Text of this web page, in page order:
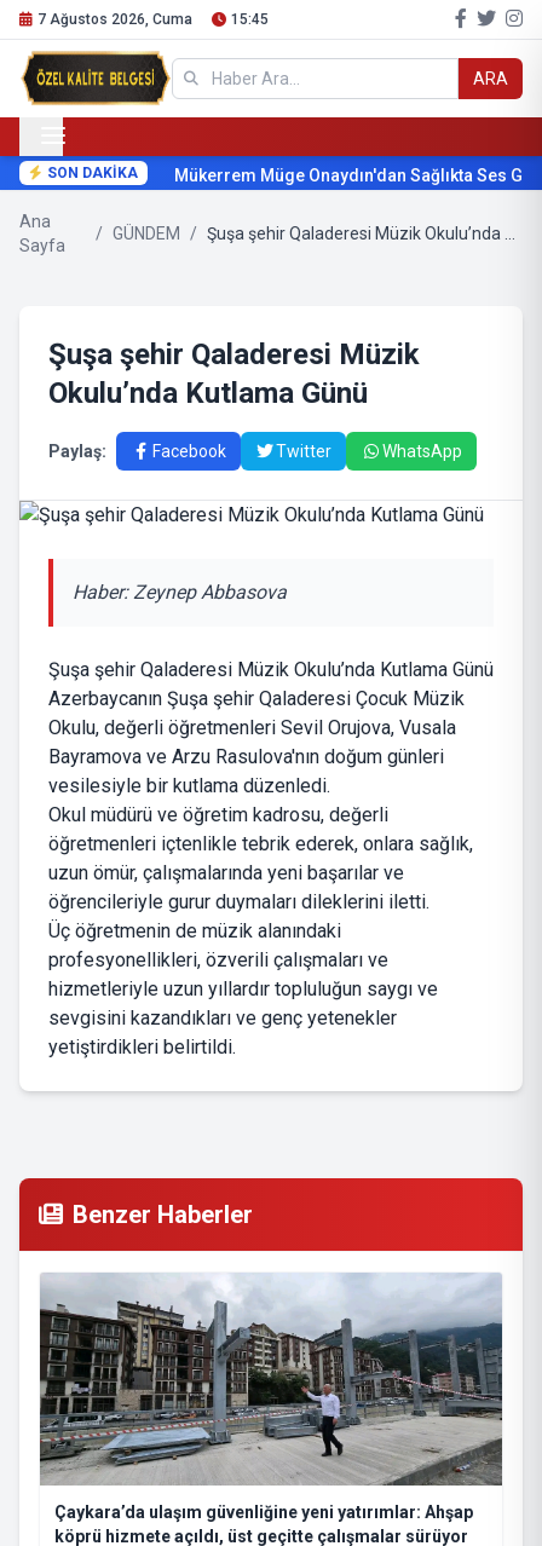
7 Ağustos 2026, Cuma 15:45
ARA
SON DAKİKA Mükerrem Müge Onaydın'dan Sağlıkta Ses
Ana
Sayfa
/ GÜNDEM /
Şuşa şehir Qaladeresi Müzik
Okulu’nda Kutlama Günü
Paylaş: Facebook Twitter WhatsApp
Haber: Zeynep Abbasova
Şuşa şehir Qaladeresi Müzik Okulu’nda Kutlama Günü
Azerbaycanın Şuşa şehir Qaladeresi Çocuk Müzik
Okulu, değerli öğretmenleri Sevil Orujova, Vusala
Bayramova ve Arzu Rasulova'nın doğum günleri
vesilesiyle bir kutlama düzenledi.
Okul müdürü ve öğretim kadrosu, değerli
öğretmenleri içtenlikle tebrik ederek, onlara sağlık,
uzun ömür, çalışmalarında yeni başarılar ve
öğrencileriyle gurur duymaları dileklerini iletti.
Üç öğretmenin de müzik alanındaki
profesyonellikleri, özverili çalışmaları ve
hizmetleriyle uzun yıllardır topluluğun saygı ve
sevgisini kazandıkları ve genç yetenekler
yetiştirdikleri belirtildi.
Benzer Haberler
Çaykara’da ulaşım güvenliğine yeni yatırımlar: Ahşap
köprü hizmete açıldı, üst geçitte çalışmalar sürüyor